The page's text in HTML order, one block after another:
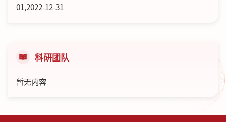
01,2022-12-31
科研团队
暂无内容